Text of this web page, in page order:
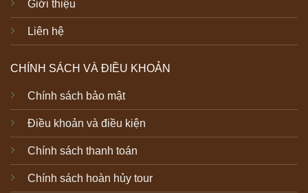
Giới thiệu
Liên hệ
CHÍNH SÁCH VÀ ĐIỀU KHOẢN
Chính sách bảo mật
Điều khoản và điều kiện
Chính sách thanh toán
Chính sách hoàn hủy tour